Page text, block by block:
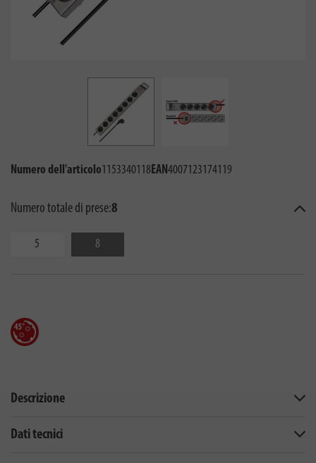
Numero dell'articolo1153340118EAN4007123174119
Numero totale di prese:8
5 8
Descrizione
Dati tecnici